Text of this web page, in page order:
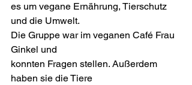
es um vegane Ernährung, Tierschutz
und die Umwelt.
Die Gruppe war im veganen Café Frau
Ginkel und
konnten Fragen stellen. Außerdem
haben sie die Tiere